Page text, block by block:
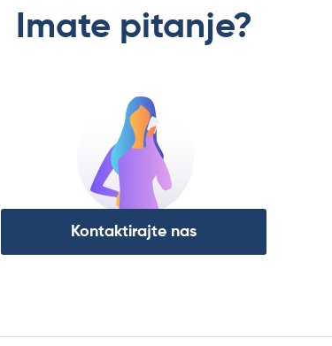
Imate pitanje?
Kontaktirajte nas